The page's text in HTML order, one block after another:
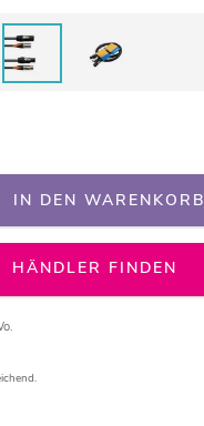
IN DEN WARENKORB
HÄNDLER FINDEN